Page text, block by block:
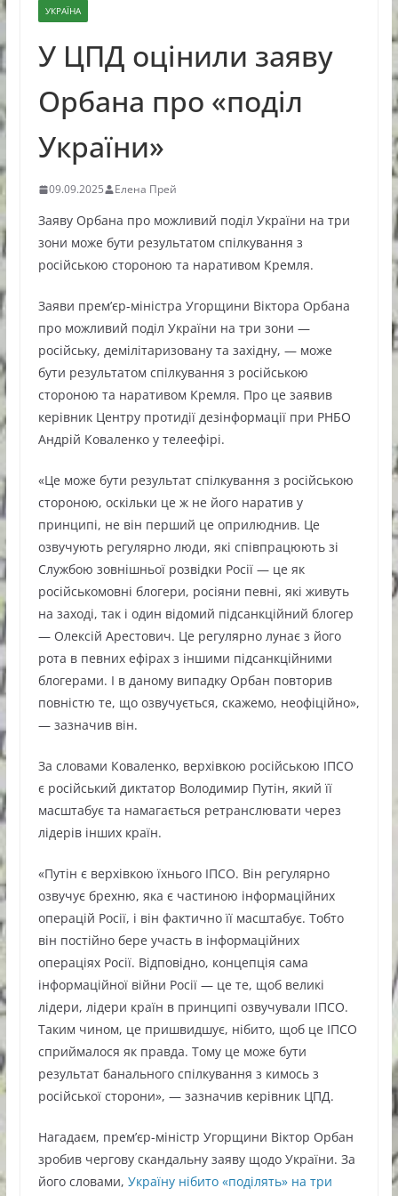
УКРАЇНА
У ЦПД оцінили заяву
Орбана про «поділ
України»
09.09.2025 Елена Прей
Заяву Орбана про можливий поділ України на три
зони може бути результатом спілкування з
російською стороною та наративом Кремля.
Заяви прем’єр-міністра Угорщини Віктора Орбана
про можливий поділ України на три зони —
російську, демілітаризовану та західну, — може
бути результатом спілкування з російською
стороною та наративом Кремля. Про це заявив
керівник Центру протидії дезінформації при РНБО
Андрій Коваленко у телеефірі.
«Це може бути результат спілкування з російською
стороною, оскільки це ж не його наратив у
принципі, не він перший це оприлюднив. Це
озвучують регулярно люди, які співпрацюють зі
Службою зовнішньої розвідки Росії — це як
російськомовні блогери, росіяни певні, які живуть
на заході, так і один відомий підсанкційний блогер
— Олексій Арестович. Це регулярно лунає з його
рота в певних ефірах з іншими підсанкційними
блогерами. І в даному випадку Орбан повторив
повністю те, що озвучується, скажемо, неофіційно»,
— зазначив він.
За словами Коваленко, верхівкою російською ІПСО
є російський диктатор Володимир Путін, який її
масштабує та намагається ретранслювати через
лідерів інших країн.
«Путін є верхівкою їхнього ІПСО. Він регулярно
озвучує брехню, яка є частиною інформаційних
операцій Росії, і він фактично її масштабує. Тобто
він постійно бере участь в інформаційних
операціях Росії. Відповідно, концепція сама
інформаційної війни Росії — це те, щоб великі
лідери, лідери країн в принципі озвучували ІПСО.
Таким чином, це пришвидшує, нібито, щоб це ІПСО
сприймалося як правда. Тому це може бути
результат банального спілкування з кимось з
російської сторони», — зазначив керівник ЦПД.
Нагадаєм, прем’єр-міністр Угорщини Віктор Орбан
зробив чергову скандальну заяву щодо України. За
його словами, Україну нібито «поділять» на три